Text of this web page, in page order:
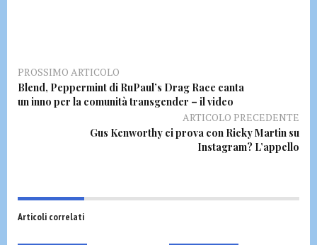
PROSSIMO ARTICOLO
Blend, Peppermint di RuPaul’s Drag Race canta
un inno per la comunità transgender – il video
ARTICOLO PRECEDENTE
Gus Kenworthy ci prova con Ricky Martin su
Instagram? L’appello
Articoli correlati